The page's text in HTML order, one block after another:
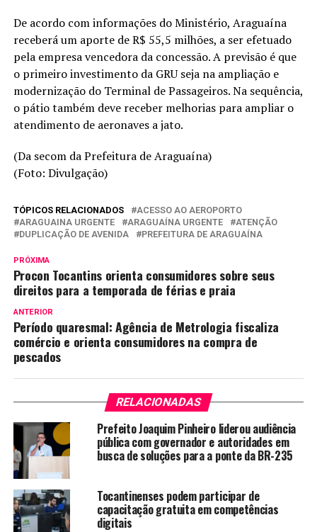
De acordo com informações do Ministério, Araguaína
receberá um aporte de R$ 55,5 milhões, a ser efetuado
pela empresa vencedora da concessão. A previsão é que
o primeiro investimento da GRU seja na ampliação e
modernização do Terminal de Passageiros. Na sequência,
o pátio também deve receber melhorias para ampliar o
atendimento de aeronaves a jato.
(Da secom da Prefeitura de Araguaína)
(Foto: Divulgação)
TÓPICOS RELACIONADOS
ACESSO AO AEROPORTO
ARAGUAINA URGENTE
ARAGUAÍNA URGENTE
ATENÇÃO
DUPLICAÇÃO DE AVENIDA
PREFEITURA DE ARAGUAÍNA
PRÓXIMA
Procon Tocantins orienta consumidores sobre seus
direitos para a temporada de férias e praia
ANTERIOR
Período quaresmal: Agência de Metrologia fiscaliza
comércio e orienta consumidores na compra de
pescados
RELACIONADAS
Prefeito Joaquim Pinheiro liderou audiência
pública com governador e autoridades em
busca de soluções para a ponte da BR-235
Tocantinenses podem participar de
capacitação gratuita em competências
digitais